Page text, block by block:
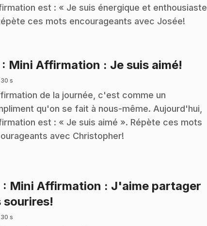
est : « Je suis énergique et enthousiaste
ces mots encourageants avec Josée!
: Mini Affirmation : Je suis aimé!
30 s
de la journée, c'est comme un
qu'on se fait à nous-même. Aujourd'hui,
est : « Je suis aimé ». Répète ces mots
avec Christopher!
: Mini Affirmation : J'aime partager
sourires!
30 s